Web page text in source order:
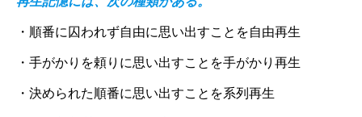
・順番に囚われず自由に思い出すことを自由再生
・手がかりを頼りに思い出すことを手がかり再生
・決められた順番に思い出すことを系列再生